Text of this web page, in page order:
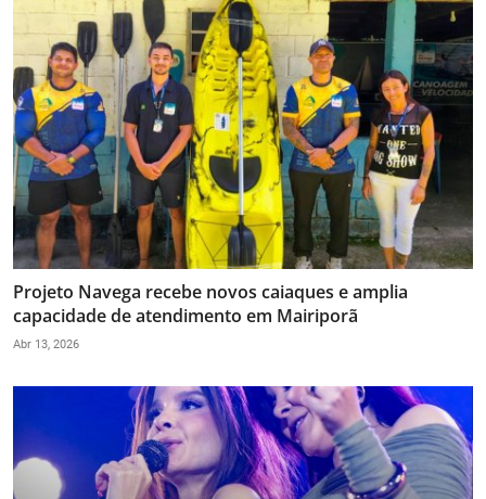
Projeto Navega recebe novos caiaques e amplia
capacidade de atendimento em Mairiporã
Abr 13, 2026